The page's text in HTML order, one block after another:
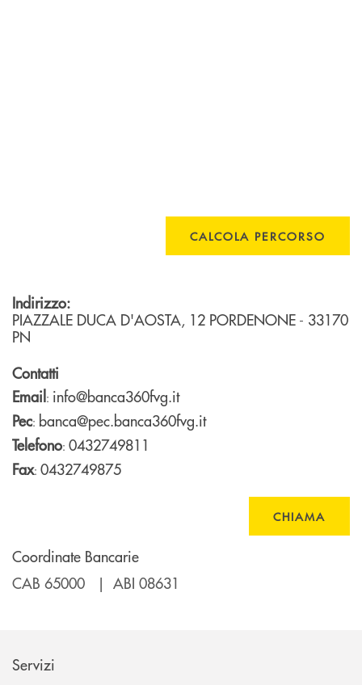
CALCOLA PERCORSO
Indirizzo:
PIAZZALE DUCA D'AOSTA, 12 PORDENONE - 33170
PN
Contatti
Email : info@banca360fvg.it
Pec: banca@pec.banca360fvg.it
Telefono: 0432749811
Fax: 0432749875
CHIAMA
Coordinate Bancarie
CAB 65000 | ABI 08631
Servizi